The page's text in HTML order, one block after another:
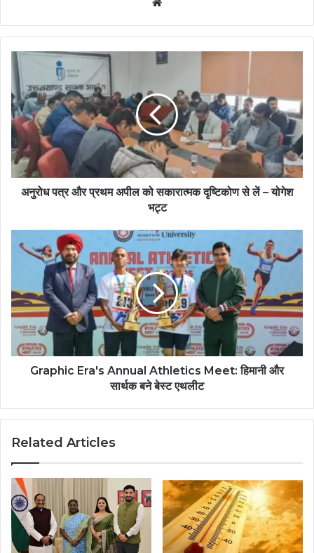
अनुरोध पत्र और प्रथम अपील को सकारात्मक दृष्टिकोण से लें – योगेश
भट्ट
Graphic Era's Annual Athletics Meet: हिमानी और
सार्थक बने बेस्ट एथलीट
Related Articles